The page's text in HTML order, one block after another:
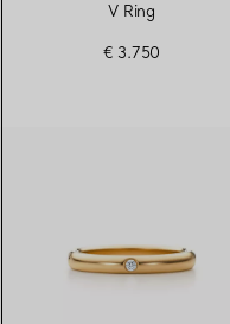
V Ring
€ 3.750